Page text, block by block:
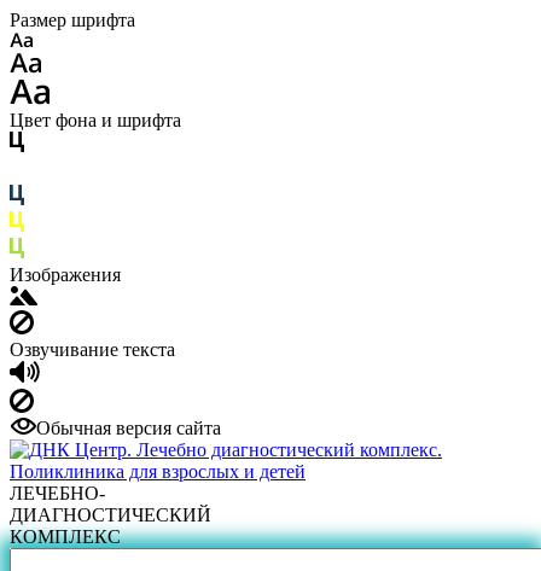
Размер шрифта
Цвет фона и шрифта
Изображения
Озвучивание текста
Обычная версия сайта
ЛЕЧЕБНО-
ДИАГНОСТИЧЕСКИЙ
КОМПЛЕКС